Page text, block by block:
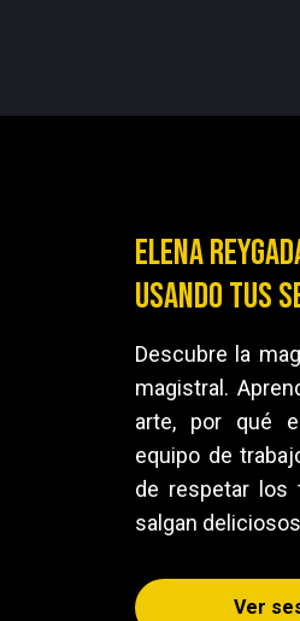
Elena
usando tus
Descubre la
magistral.
arte, por qué
equipo de
de respetar los
salgan
Ver